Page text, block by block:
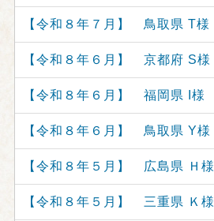
【令和８年７月】 鳥取県 T様
【令和８年６月】 京都府 S様
【令和８年６月】 福岡県 I様
【令和８年６月】 鳥取県 Y様
【令和８年５月】 広島県 Ｈ様
【令和８年５月】 三重県 Ｋ様